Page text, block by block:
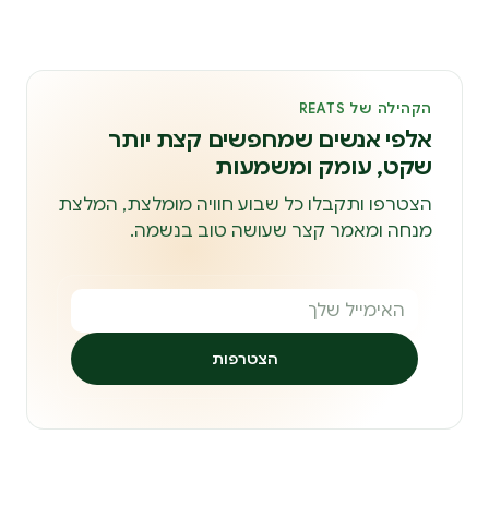
הקהילה של REATS
אלפי אנשים שמחפשים קצת יותר
שקט, עומק ומשמעות
הצטרפו ותקבלו כל שבוע חוויה מומלצת, המלצת
מנחה ומאמר קצר שעושה טוב בנשמה.
הצטרפות